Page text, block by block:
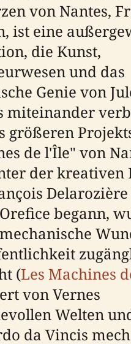
von Nantes,
ist eine
die Kunst,
und das
Genie von
miteinander
größeren
de l'Île" von
der kreativen
begann,
(Les Machines
von Vernes
Welten
da Vincis